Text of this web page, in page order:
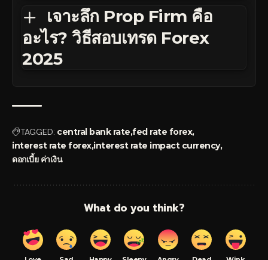
เจาะลึก Prop Firm คือ
อะไร? วิธีสอบเทรด Forex
2025
TAGGED: central bank rate fed rate forex
interest rate forexinterest rate impact currency
ดอกเบี้ย ค่าเงิน
What do you think?